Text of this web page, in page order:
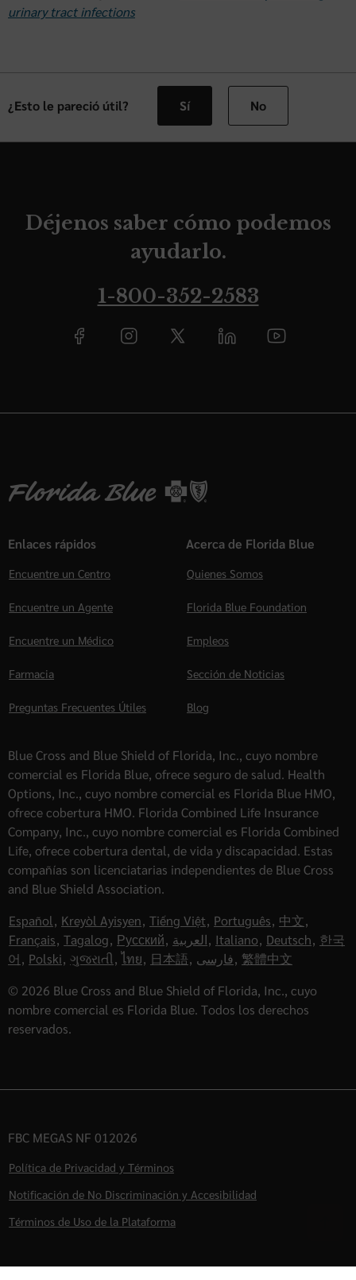
urinary tract infections
¿Esto le pareció útil? Sí No
Déjenos saber cómo podemos
ayudarlo.
1-800-352-2583
Enlaces rápidos
Encuentre un Centro
Encuentre un Agente
Encuentre un Médico
Farmacia
Preguntas Frecuentes Útiles
Acerca de Florida Blue
Quienes Somos
Florida Blue Foundation
Empleos
Sección de Noticias
Blog
Blue Cross and Blue Shield of Florida, Inc., cuyo nombre
comercial es Florida Blue, ofrece seguro de salud. Health
Options, Inc., cuyo nombre comercial es Florida Blue HMO,
ofrece cobertura HMO. Florida Combined Life Insurance
Company, Inc., cuyo nombre comercial es Florida Combined
Life, ofrece cobertura dental, de vida y discapacidad. Estas
compañías son licenciatarias independientes de Blue Cross
and Blue Shield Association.
Español, Kreyòl Ayisyen, Tiếng Việt, Português, 中文,
Français, Tagalog, Русский, العربية, Italiano, Deutsch, 한국
어, Polski, ગુજરાતી, ไทย, 日本語, فارسی, 繁體中文
© 2026 Blue Cross and Blue Shield of Florida, Inc., cuyo
nombre comercial es Florida Blue. Todos los derechos
reservados.
FBC MEGAS NF 012026
Política de Privacidad y Términos
Notificación de No Discriminación y Accesibilidad
Términos de Uso de la Plataforma